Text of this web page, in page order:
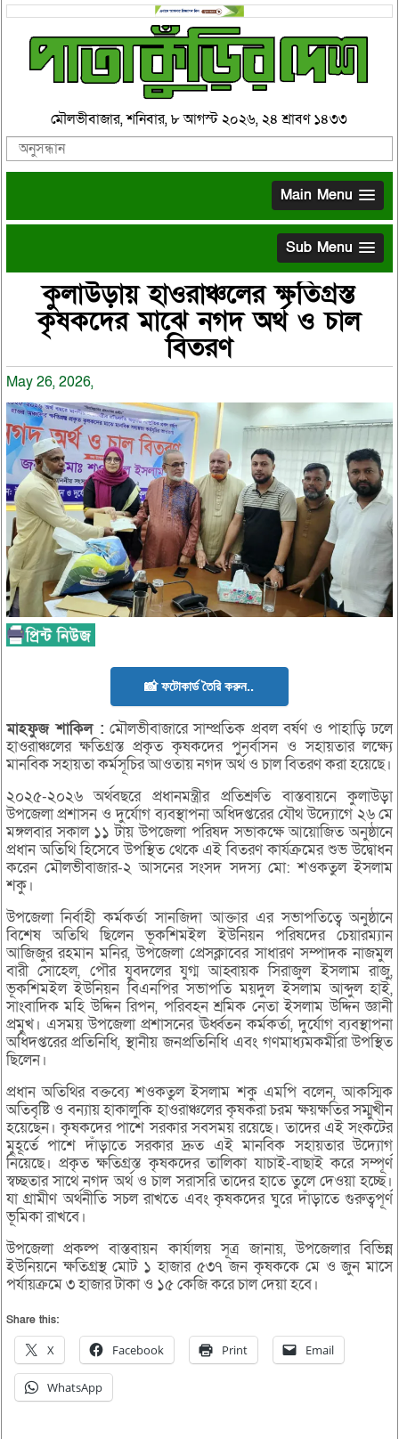
মৌলভীবাজার, শনিবার, ৮ আগস্ট ২০২৬, ২৪ শ্রাবণ ১৪৩৩
Main Menu
Sub Menu
কুলাউড়ায় হাওরাঞ্চলের ক্ষতিগ্রস্ত
কৃষকদের মাঝে নগদ অর্থ ও চাল
বিতরণ
May 26, 2026,
📸 ফটোকার্ড তৈরি করুন..
মাহফুজশাকিল : মৌলভীবাজারে সাম্প্রতিক প্রবল বর্ষণ ও পাহাড়ি ঢলে
হাওরাঞ্চলের ক্ষতিগ্রস্ত প্রকৃত কৃষকদের পুনর্বাসন ও সহায়তার লক্ষ্যে
মানবিক সহায়তা কর্মসূচির আওতায় নগদ অর্থ ও চাল বিতরণ করা হয়েছে।
২০২৫-২০২৬ অর্থবছরে প্রধানমন্ত্রীর প্রতিশ্রুতি বাস্তবায়নে কুলাউড়া
উপজেলা প্রশাসন ও দুর্যোগ ব্যবস্থাপনা অধিদপ্তরের যৌথ উদ্যোগে ২৬ মে
মঙ্গলবার সকাল ১১ টায় উপজেলা পরিষদ সভাকক্ষে আয়োজিত অনুষ্ঠানে
প্রধান অতিথি হিসেবে উপস্থিত থেকে এই বিতরণ কার্যক্রমের শুভ উদ্বোধন
করেন মৌলভীবাজার-২ আসনের সংসদ সদস্য মো: শওকতুল ইসলাম
শকু।
উপজেলা নির্বাহী কর্মকর্তা সানজিদা আক্তার এর সভাপতিত্বে অনুষ্ঠানে
বিশেষ অতিথি ছিলেন ভূকশিমইল ইউনিয়ন পরিষদের চেয়ারম্যান
আজিজুর রহমান মনির, উপজেলা প্রেসক্লাবের সাধারণ সম্পাদক নাজমুল
বারী সোহেল, পৌর যুবদলের যুগ্ম আহ্বায়ক সিরাজুল ইসলাম রাজু,
ভূকশিমইল ইউনিয়ন বিএনপির সভাপতি ময়দুল ইসলাম আব্দুল হাই,
সাংবাদিক মহি উদ্দিন রিপন, পরিবহন শ্রমিক নেতা ইসলাম উদ্দিন জ্ঞানী
প্রমুখ। এসময় উপজেলা প্রশাসনের ঊর্ধ্বতন কর্মকর্তা, দুর্যোগ ব্যবস্থাপনা
অধিদপ্তরের প্রতিনিধি, স্থানীয় জনপ্রতিনিধি এবং গণমাধ্যমকর্মীরা উপস্থিত
ছিলেন।
প্রধান অতিথির বক্তব্যে শওকতুল ইসলাম শকু এমপি বলেন, আকস্মিক
অতিবৃষ্টি ও বন্যায় হাকালুকি হাওরাঞ্চলের কৃষকরা চরম ক্ষয়ক্ষতির সম্মুখীন
হয়েছেন। কৃষকদের পাশে সরকার সবসময় রয়েছে। তাদের এই সংকটের
মুহূর্তে পাশে দাঁড়াতে সরকার দ্রুত এই মানবিক সহায়তার উদ্যোগ
নিয়েছে। প্রকৃত ক্ষতিগ্রস্ত কৃষকদের তালিকা যাচাই-বাছাই করে সম্পূর্ণ
স্বচ্ছতার সাথে নগদ অর্থ ও চাল সরাসরি তাদের হাতে তুলে দেওয়া হচ্ছে।
যা গ্রামীণ অর্থনীতি সচল রাখতে এবং কৃষকদের ঘুরে দাঁড়াতে গুরুত্বপূর্ণ
ভূমিকা রাখবে।
উপজেলা প্রকল্প বাস্তবায়ন কার্যালয় সূত্র জানায়, উপজেলার বিভিন্ন
ইউনিয়নে ক্ষতিগ্রস্থ মোট ১ হাজার ৫৩৭ জন কৃষককে মে ও জুন মাসে
পর্যায়ক্রমে ৩ হাজার টাকা ও ১৫ কেজি করে চাল দেয়া হবে।
Share this:
X Facebook Print Email
WhatsApp